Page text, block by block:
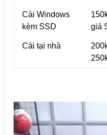
Cài Windows
kèm SSD
giá
Cài tại nhà